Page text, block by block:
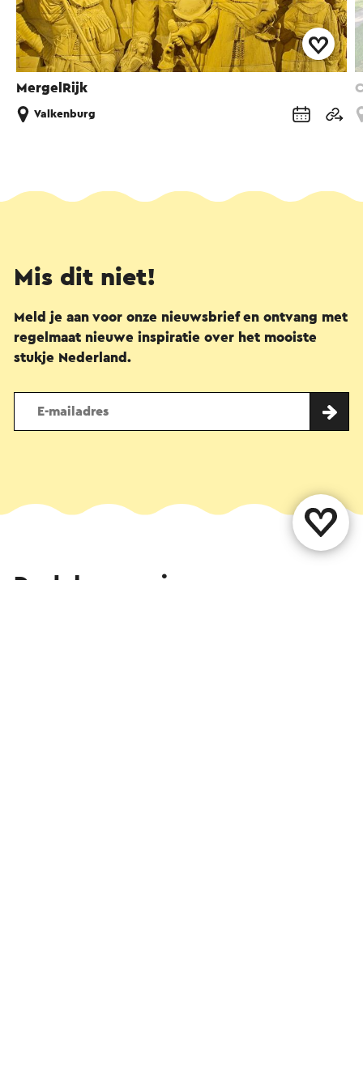
MergelRijk
Valkenburg
Mis dit niet!
Meld je aan voor onze nieuwsbrief en ontvang met
regelmaat nieuwe inspiratie over het mooiste
stukje Nederland.
Deel deze pagina